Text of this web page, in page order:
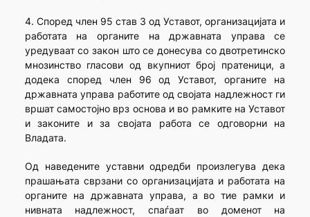
4. Според член 95 став 3 од Уставот, организацијата и
работата на органите на државната управа се
уредуваат со закон што се донесува со двотретинско
мнозинство гласови од вкупниот број пратеници, а
додека според член 96 од Уставот, органите на
државната управа работите од својата надлежност ги
вршат самостојно врз основа и во рамките на Уставот
и законите и за својата работа се одговорни на
Владата.
Од наведените уставни одредби произлегува дека
прашањата сврзани со организацијата и работата на
органите на државната управа, а во тие рамки и
нивната надлежност, спаѓаат во доменот на